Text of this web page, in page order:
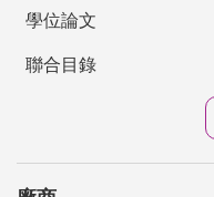
學位論文
聯合目錄